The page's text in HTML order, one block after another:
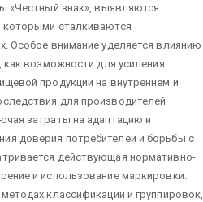
«Честный знак», выявляются
сталкиваются
Особое внимание уделяется влиянию
как возможности для усиления
продукции на внутреннем и
для производителей
затраты на адаптацию и
доверия потребителей и борьбы с
действующая нормативно-
и использование маркировки.
классификации и группировок,